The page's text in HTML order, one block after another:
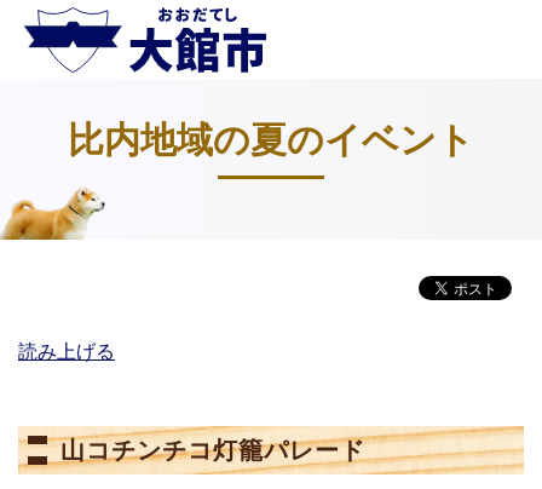
⽐内地域の夏のイベント
読み上げる
山コチンチコ灯籠パレード